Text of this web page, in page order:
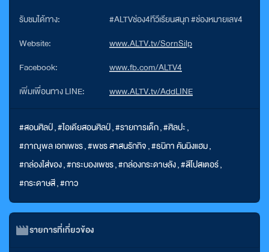
รับชมได้ทาง:
#ALTVช่อง4ทีวีเรียนสนุก #ช่องหมายเลข4
Website:
www.ALTV.tv/SornSilp
Facebook:
www.fb.com/ALTV4
เพิ่มเพื่อนทาง LINE:
www.ALTV.tv/AddLINE
#สอนศิลป์,#ไอเดียสอนศิลป์,#รายการเด็ก,#ศิลปะ,
#ภาณุพล เอกเพชร,#พชร สาสนรักกิจ,#ธนิกา คันนิงแฮม,
#กล่องใส่ของ,#กระบองเพชร,#กล่องกระดาษลัง,#สีโปสเตอร์,
#กระดาษสี,#กาว
รายการที่เกี่ยวข้อง